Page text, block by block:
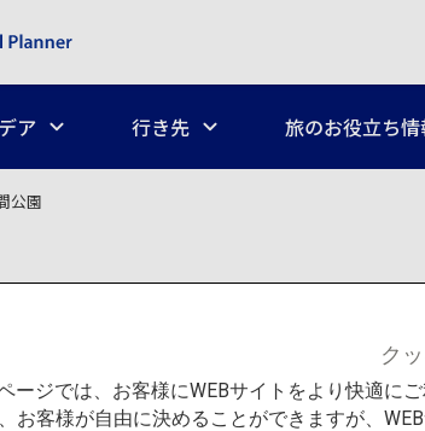
ア 行き先 旅のお役立ち情
公園
新ク
ージでは、お客様にWEBサイトをより快適に
お客様が自由に決めることができますが、